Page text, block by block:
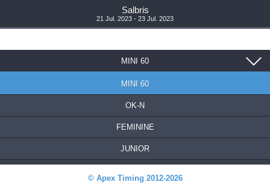
Salbris
21 Jul. 2023 - 23 Jul. 2023
MINI 60
MINI 60
OK-N
FEMININE
JUNIOR
© Apex Timing 2012-2026